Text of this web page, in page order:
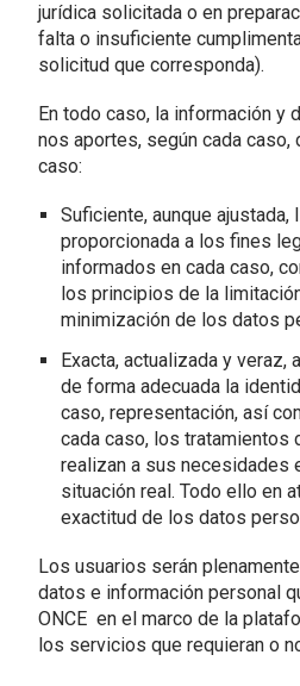
jurídica solicitada o en
falta o insuficiente
solicitud que corresponda).
En todo caso, la información y
nos aportes, según cada caso,
caso:
Suficiente, aunque ajustada,
proporcionada a los fines
informados en cada caso,
los principios de la
minimización de los datos
Exacta, actualizada y veraz,
de forma adecuada la
caso, representación, así
cada caso, los tratamientos
realizan a sus necesidades
situación real. Todo ello en
exactitud de los datos
Los usuarios serán
datos e información personal
ONCE en el marco de la
los servicios que requieran o